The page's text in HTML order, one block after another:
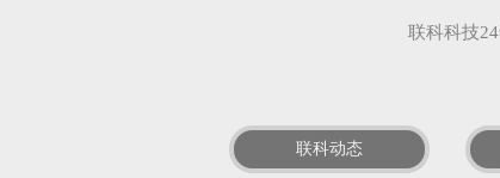
联科科技
联科动态